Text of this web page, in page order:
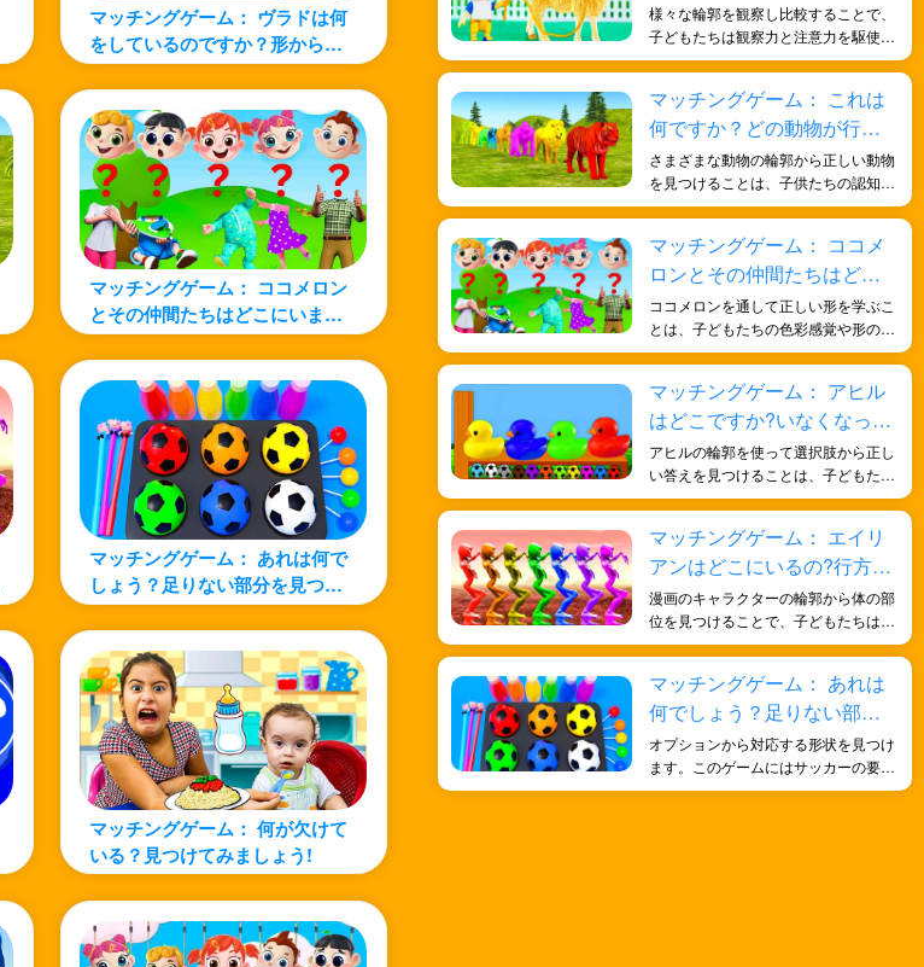
マッチングゲーム： ヴラドは何
をしているのですか？形から推
測してみよう！
マッチングゲーム： ココメロン
とその仲間たちはどこにいます
か?探しに行こう！
マッチングゲーム： あれは何で
しょう？足りない部分を見つけ
よう！
マッチングゲーム： 何が欠けて
いる？見つけてみましょう!
つけてみましょう!
様々な輪郭を観察し比較することで、
子どもたちは観察力と注意力を駆使
し、正しい動物の形を見極める必要が
どもたちの集中力と細部への注意力を
養うのに役立ちます。
マッチングゲーム： これは
何ですか？どの動物が行方
不明ですか?動物の形を学ぼ
う！
さまざまな動物の輪郭から正しい動物
を見つけることは、子供たちの認知能
力と記憶力を鍛え、日常生活の知識と
す。
マッチングゲーム： ココメ
ロンとその仲間たちはどこ
にいますか?探しに行こう！
ココメロンを通して正しい形を学ぶこ
とは、子どもたちの色彩感覚や形の理
解を深め、記憶力や反応能力を鍛え、
マッチングゲーム： アヒル
はどこですか?いなくなった
アヒルを探そう！
アヒルの輪郭を使って選択肢から正し
い答えを見つけることは、子どもたち
の形状認識能力を鍛え、色に対する感
の知恵を得るのに役立ちます。
マッチングゲーム： エイリ
アンはどこにいるの?行方不
明の宇宙人を探そう！
漫画のキャラクターの輪郭から体の部
位を見つけることで、子どもたちは楽
しみながら学ぶことができます。この
覚、記憶力、反応力の向上に役立ちま
す。また、認知能力を高め、全体的な
発達の確固たる基盤を築きます。
マッチングゲーム： あれは
何でしょう？足りない部分
を見つけよう！
オプションから対応する形状を見つけ
ます。このゲームにはサッカーの要素
が組み込まれており、形状とサッカー